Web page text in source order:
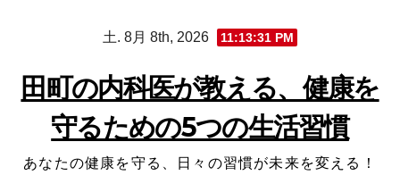
土. 8月 8th, 2026 11:13:31 PM
田町の内科医が教える、健康を
守るための5つの生活習慣
あなたの健康を守る、日々の習慣が未来を変える！